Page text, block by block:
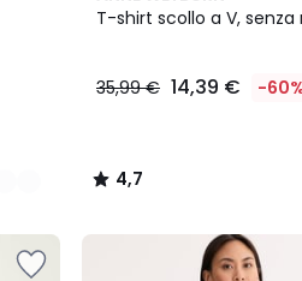
T-shirt scollo a V,
35,99 € 14,39 € -
/ 5
4,7
/